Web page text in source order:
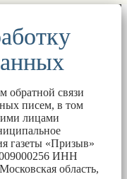
обратной связи
писем, в том
лицами
газеты «Призыв»
ИНН
область,